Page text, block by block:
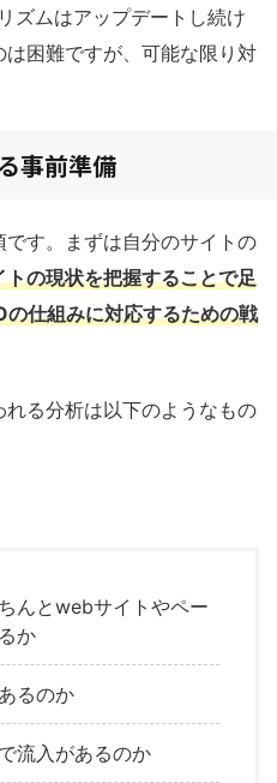
ズムはアップデートし続け
困難ですが、可能な限り対
事前準備
す。まずは自分のサイトの
トの現状を把握することで足
の仕組みに対応するための戦
る分析は以下のようなもの
んとwebサイトやペー
か
るのか
流入があるのか